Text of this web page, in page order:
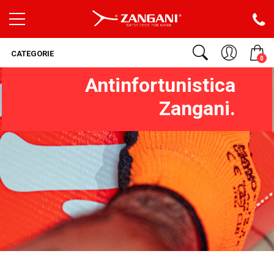
0
CATEGORIE
Antinfortunistica
Zangani.